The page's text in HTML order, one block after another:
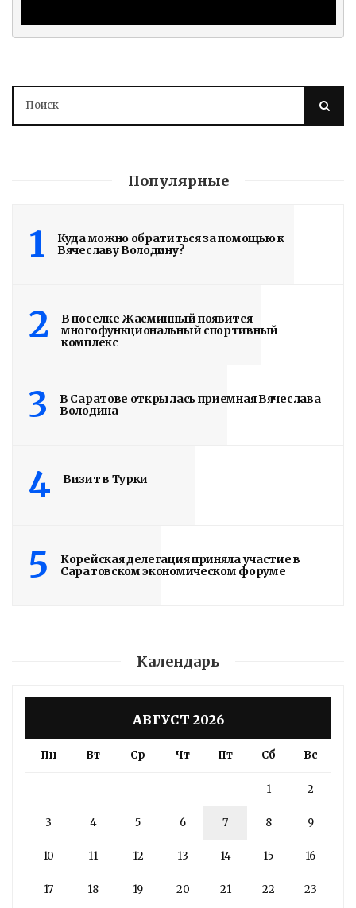
Популярные
1
Куда можно обратиться за помощью к
Вячеславу Володину?
2
В поселке Жасминный появится
многофункциональный спортивный
комплекс
3
В Саратове открылась приемная Вячеслава
Володина
4 Визит в Турки
5
Корейская делегация приняла участие в
Саратовском экономическом форуме
Календарь
АВГУСТ 2026
Пн Вт Ср Чт Пт Сб Вс
1 2
3 4 5 6 7 8 9
10 11 12 13 14 15 16
17 18 19 20 21 22 23
ЗАВЕРШЕНЫ
Подробности в статье!